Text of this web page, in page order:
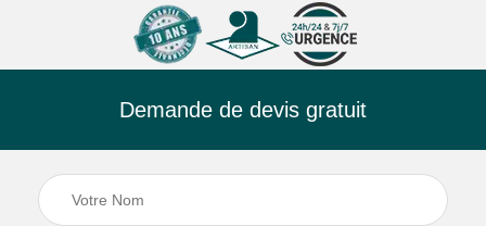
Demande de devis gratuit